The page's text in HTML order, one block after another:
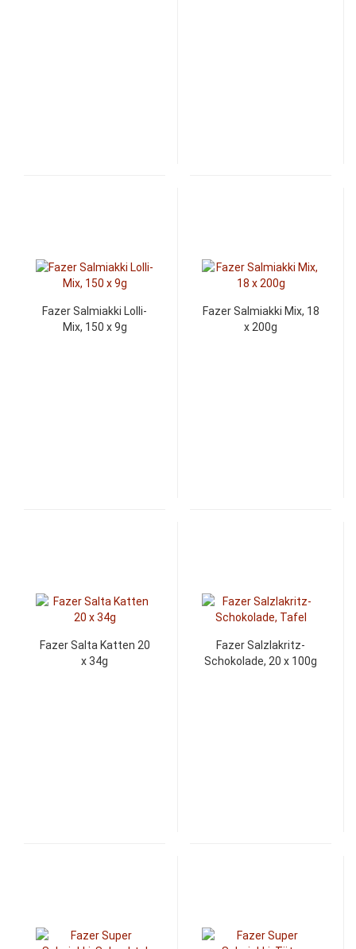
Fazer Salmiakki Lolli-
Mix, 150 x 9g
Fazer Salmiakki Mix, 18
x 200g
Fazer Salta Katten 20
x 34g
Fazer Salzlakritz-
Schokolade, 20 x 100g